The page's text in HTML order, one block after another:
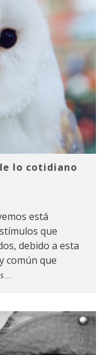
lo cotidiano
está
que
debido a esta
común que